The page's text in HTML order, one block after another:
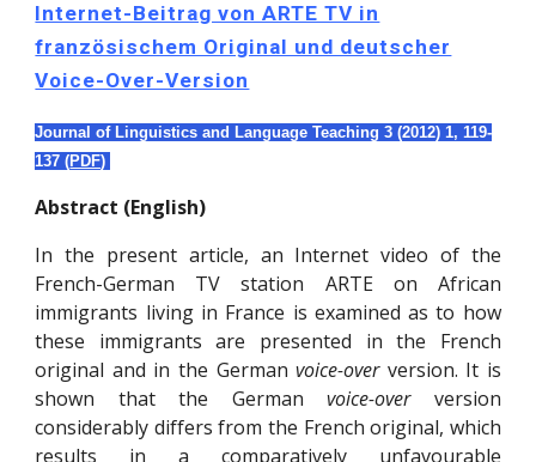
Internet-Beitrag von ARTE TV in
französischem Original und deutscher
Voice-Over-Version
Journal of Linguistics and Language Teaching 3 (2012) 1,119-
137 (PDF)
Abstract (English)
In the present article, an Internet video of the
French-German TV station ARTE on African
immigrants living in France is examined as to how
these immigrants are presented in the French
original and in the Germanvoice-overversion. It is
shown that the Germanvoice-overversion
considerably differs from the French original, which
results in a comparatively unfavourable